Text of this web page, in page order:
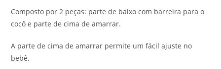
Composto por 2 peças: parte de baixo com barreira para o
cocô e parte de cima de amarrar.
A parte de cima de amarrar permite um fácil ajuste no
bebê.